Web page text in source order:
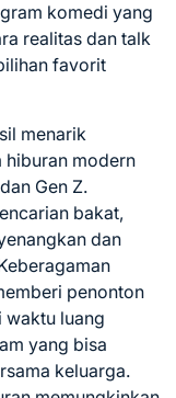
komedi yang
realitas dan talk
favorit
menarik
hiburan modern
Gen Z.
bakat,
dan
penonton
waktu luang
yang bisa
keluarga.